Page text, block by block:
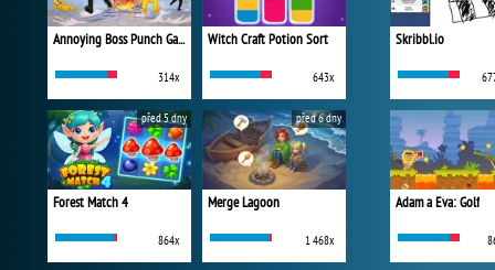
Annoying Boss Punch Game
314x
Witch Craft Potion Sort
643x
Forest Match 4
864x
před 5 dny
Merge Lagoon
1 468x
před 6 dny
Skribbl.io
Adam a Eva: Golf